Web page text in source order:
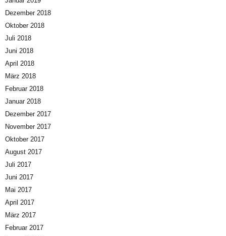
Dezember 2018
Oktober 2018
Juli 2018
Juni 2018
April 2018
März 2018
Februar 2018
Januar 2018
Dezember 2017
November 2017
Oktober 2017
August 2017
Juli 2017
Juni 2017
Mai 2017
April 2017
März 2017
Februar 2017